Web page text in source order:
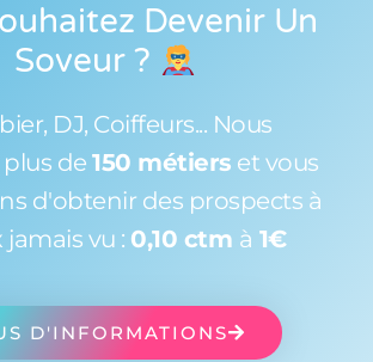
Devenir Un
Soveur ?
DJ, Coiffeurs... Nous
de 150 métiers et vous
d'obtenir des prospects à
jamais vu : 0,10 ctm à 1€
D'INFORMATIONS